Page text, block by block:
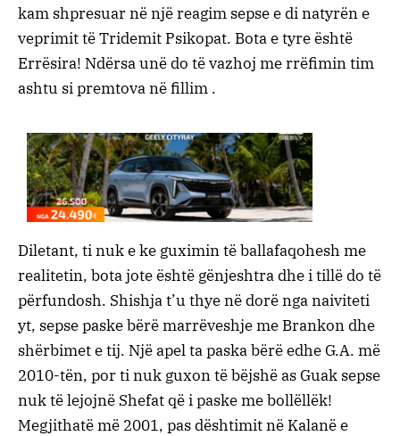
kam shpresuar në një reagim sepse e di natyrën e
veprimit të Tridemit Psikopat. Bota e tyre është
Errësira! Ndërsa unë do të vazhoj me rrëfimin tim
ashtu si premtova në fillim .
Diletant, ti nuk e ke guximin të ballafaqohesh me
realitetin, bota jote është gënjeshtra dhe i tillë do të
përfundosh. Shishja t’u thye në dorë nga naiviteti
yt, sepse paske bërë marrëveshje me Brankon dhe
shërbimet e tij. Një apel ta paska bërë edhe G.A. më
2010-tën, por ti nuk guxon të bëjshë as Guak sepse
nuk të lejojnë Shefat që i paske me bollëllëk!
Megjithatë më 2001, pas dështimit në Kalanë e